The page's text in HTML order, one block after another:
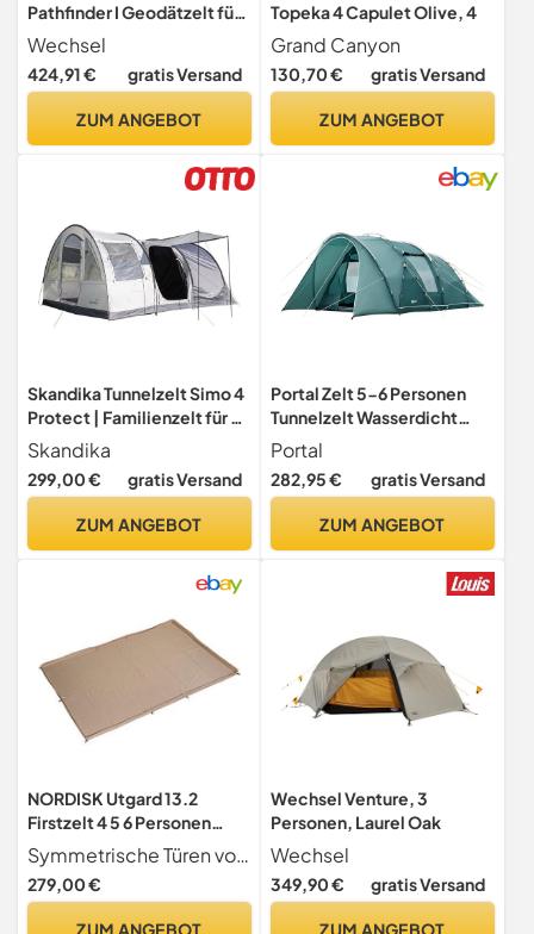
Pathfinder I Geodätzelt für 1
Person I sturmstabiles
Expeditionszelt I kompakt
& transportabel I ideales
Wandern, Trekking &
Wechsel
424,91 € gratis Versand
ZUM ANGEBOT
Topeka 4 Capulet Olive, 4
Grand Canyon
130,70 € gratis Versand
ZUM ANGEBOT
Skandika Tunnelzelt Simo 4
Protect | Familienzelt für 4
Personen mit eingenähtem
Zeltboden, wasserdicht,
3000 mm Wassersäule,
Moskitonetz, 3 Eingänge |
Skandika
299,00 € gratis Versand
ZUM ANGEBOT
Portal Zelt 5-6 Personen
Tunnelzelt Wasserdicht
3000 mm 6 Mann Luxus
Campingzelt 2
Schlafkabinen mit
Bodenwanne XXL Groß
für Camping Reise Trekking
Portal
282,95 € gratis Versand
ZUM ANGEBOT
NORDISK Utgard 13.2
Firstzelt 4 5 6 Personen
Gruppen Zelt Campingzelt
Pfadfinderzelt Baumwolle
Zeltboden
Symmetrische Türen vorne hinten. Faltbare Vorhänge. Mesh tauglich gegen Moskitos. D-Fenster mit RV und Mesh an jeder Seite.
279,00 €
ZUM ANGEBOT
Wechsel Venture, 3
Personen, Laurel Oak
Wechsel
349,90 € gratis Versand
ZUM ANGEBOT